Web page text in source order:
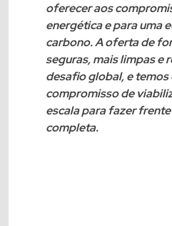
oferecer aos
energética e para uma
carbono. A oferta de
seguras, mais limpas e
desafio global, e temos
compromisso de
escala para fazer
completa.